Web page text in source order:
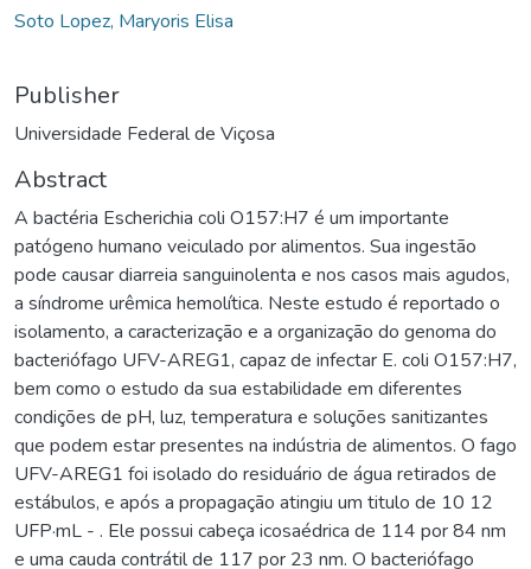
Soto Lopez, Maryoris Elisa
Publisher
Universidade Federal de Viçosa
Abstract
A bactéria Escherichia coli O157:H7 é um importante
patógeno humano veiculado por alimentos. Sua ingestão
pode causar diarreia sanguinolenta e nos casos mais agudos,
a síndrome urêmica hemolítica. Neste estudo é reportado o
isolamento, a caracterização e a organização do genoma do
bacteriófago UFV-AREG1, capaz de infectar E. coli O157:H7,
bem como o estudo da sua estabilidade em diferentes
condições de pH, luz, temperatura e soluções sanitizantes
que podem estar presentes na indústria de alimentos. O fago
UFV-AREG1 foi isolado do residuário de água retirados de
estábulos, e após a propagação atingiu um titulo de 10 12
UFP·mL - . Ele possui cabeça icosaédrica de 114 por 84 nm
e uma cauda contrátil de 117 por 23 nm. O bacteriófago